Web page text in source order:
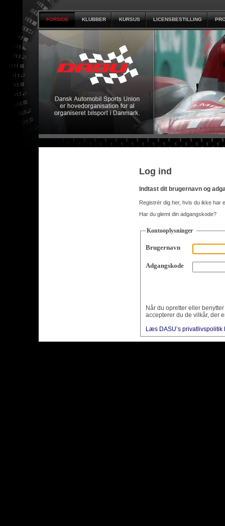
FORSIDE KLUBBER KURSUS LICENSBESTILLING
Log ind
Indtast dit brugernavn og
Registrér dig her, hvis du ikke har
Har du glemt din adgangskode?
Kontooplysninger
Brugernavn
Adgangskode
Når du opretter eller
accepterer du de vilkår, der
Læs DASU’s privatlivspolitik